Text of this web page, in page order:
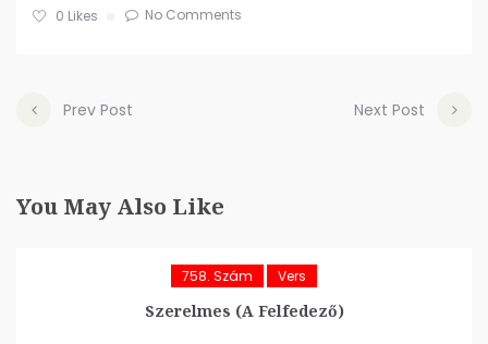
0 Likes No Comments
Prev Post Next Post
You May Also Like
758. Szám Vers
Szerelmes (A Felfedező)